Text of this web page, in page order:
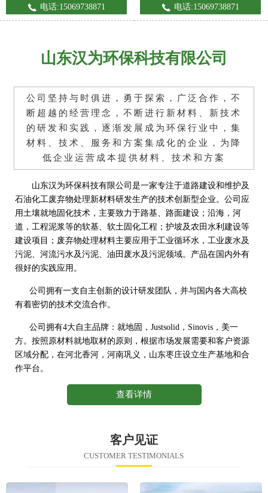
电话:15069738871 电话:15069738871
山东汉为环保科技有限公司
公司坚持与时俱进，勇于探索，广泛合作，不
断超越的经营理念，不断进行新材料、新技术
的研发和实践，逐渐发展成为环保行业中，集
材料、技术、服务和方案集成化的企业，为降
低企业运营成本提供材料、技术和方案
山东汉为环保科技有限公司是一家专注于道路建设和维护及
石油化工废弃物处理新材料研发生产的技术创新型企业。公司应
用土壤就地固化技术，主要致力于路基、路面建设；沿海，河
道，工程泥浆等的软基、软土固化工程；护坡及农田水利建设等
建设项目；废弃物处理材料主要应用于工业循环水，工业废水及
污泥、河流污水及污泥、油田废水及污泥领域。产品在国内外有
很好的实践应用。
公司拥有一支自主创新的设计研发团队，并与国内各大高校
有着密切的技术交流合作。
公司拥有4大自主品牌：就地固，Justsolid，Sinovis，美一
方。按照原材料就地取材的原则，根据市场发展需要和客户资源
区域分配，在河北香河，河南巩义，山东枣庄设立生产基地和合
作平台。
查看详情
客户见证
CUSTOMER TESTIMONIALS